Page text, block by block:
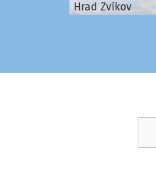
Hrad Zvíkov